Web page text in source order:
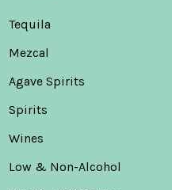
Tequila
Mezcal
Agave Spirits
Spirits
Wines
Low & Non-Alcohol